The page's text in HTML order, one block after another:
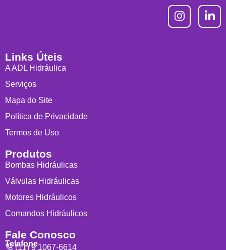
Links Úteis
A ADL Hidráulica
Serviços
Mapa do Site
Política de Privacidade
Termos de Uso
Produtos
Bombas Hidráulicas
Válvulas Hidráulicas
Motores Hidráulicos
Comandos Hidráulicos
Fale Conosco
Telefone
(11) 9 1067-6614